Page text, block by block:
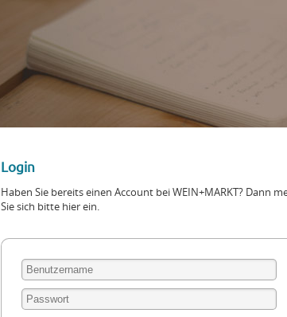
Login
Haben Sie bereits einen Account bei WEIN+MARKT? Dann
Sie sich bitte hier ein.